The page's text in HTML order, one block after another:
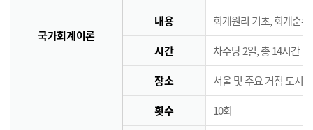
국가회계이론
내용 회계원리 기초, 회계순
시간 차수당 2일, 총 14시간
장소 서울 및 주요 거점 도시
횟수 10회